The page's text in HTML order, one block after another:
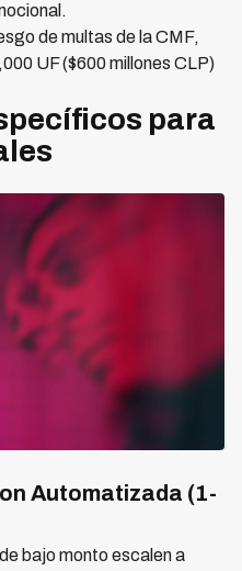
de multas de la CMF,
UF ($600 millones CLP)
para
Automatizada (1-
bajo monto escalen a